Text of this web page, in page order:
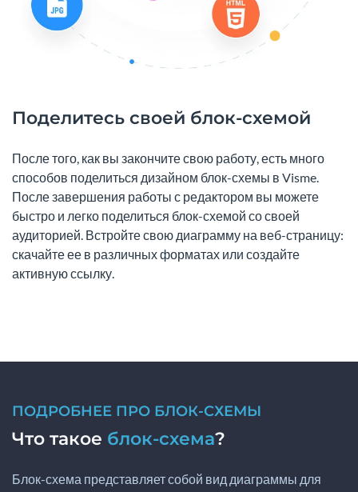
Поделитесь своей блок-схемой
После того, как вы закончите свою работу, есть много
способов поделиться дизайном блок-схемы в Visme.
После завершения работы с редактором вы можете
быстро и легко поделиться блок-схемой со своей
аудиторией. Встройте свою диаграмму на веб-страницу:
скачайте ее в различных форматах или создайте
активную ссылку.
ПОДРОБНЕЕ ПРО БЛОК-СХЕМЫ
Что такое блок-схема?
Блок-схема представляет собой вид диаграммы для